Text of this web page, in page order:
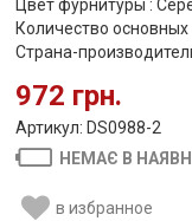
Цвет фурнитуры :
Количество основных
Страна-
972 грн.
Артикул: DS0988-2
НЕМАЄ В
в избранное